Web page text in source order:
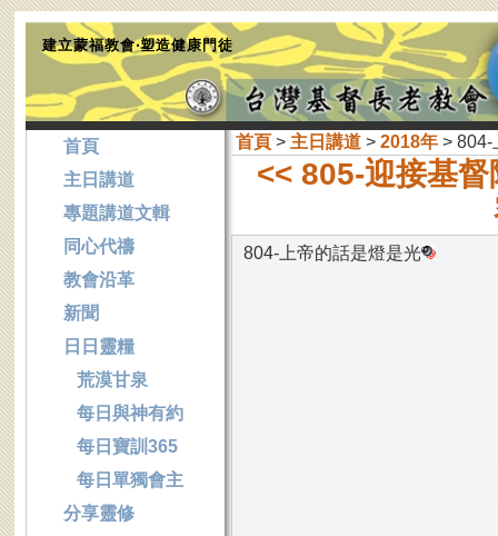
建立蒙福教會‧塑造健康門徒
首頁> 主日講道> 2018年> 804-
<< 805-迎接基
804-上帝的話是燈是光
首頁
主日講道
專題講道文輯
同心代禱
教會沿革
新聞
日日靈糧
荒漠甘泉
每日與神有約
每日寶訓365
每日單獨會主
分享靈修